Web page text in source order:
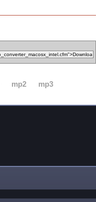
mp2 mp3